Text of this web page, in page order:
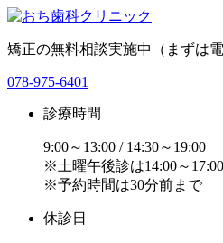
矯正の無料相談実施中（まずは電
078-975-6401
診療時間
9:00～13:00 / 14:30～19:00
※土曜午後診は14:00～17:00
※予約時間は30分前まで
休診日